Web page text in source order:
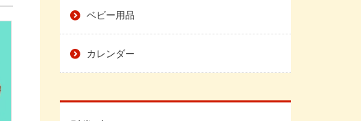
ベビー用品
カレンダー